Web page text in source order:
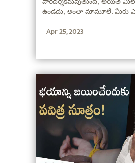
పారదర్శకమవుతుంది, అయితే
ఉండదు, అంతా మామూలే. మీరు
ఆధ్యాత్మిక ప్రక్రియా లేక కలా అని
Apr 25, 2023